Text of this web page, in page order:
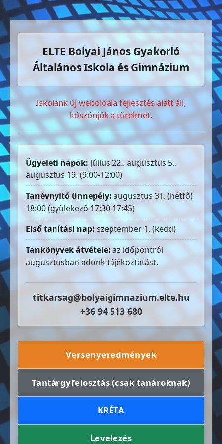
ELTE Bolyai János Gyakorló
Általános Iskola és Gimnázium
Iskolánk új weboldala fejlesztés alatt áll,
köszönjük a türelmet.
Ügyeleti napok: július 22., augusztus 5.,
augusztus 19. (9:00-12:00)
Tanévnyitó ünnepély: augusztus 31. (hétfő)
18:00 (gyülekező 17:30-17:45)
Első tanítási nap: szeptember 1. (kedd)
Tankönyvek átvétele: az időpontról
augusztusban adunk tájékoztatást.
titkarsag@bolyaigimnazium.elte.hu
+36 94 513 680
Versenyeredmények
Tantárgyfelosztás (csak tanároknak)
KRÉTA
Levelezés